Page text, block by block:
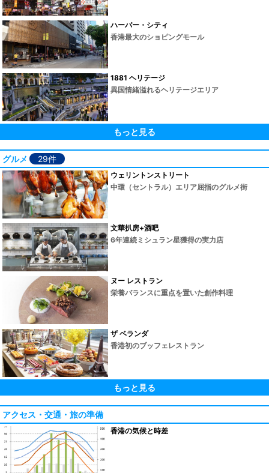
ハーバー・シティ
香港最大のショピングモール
1881 ヘリテージ
異国情緒溢れるヘリテージエリア
もっと見る
グルメ 29件
ウェリントンストリート
中環（セントラル）エリア屈指のグルメ街
文華扒房+酒吧
6年連続ミシュラン星獲得の実力店
ヌー レストラン
栄養バランスに重点を置いた創作料理
ザ ベランダ
香港初のブッフェレストラン
もっと見る
アクセス・交通・旅の準備
香港の気候と時差